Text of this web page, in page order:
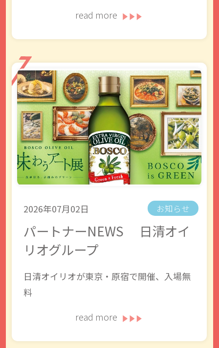
read more
2026年07月02日 お知らせ
パートナーNEWS 日清オイ
リオグループ
日清オイリオが東京・原宿で開催、入場無
料
read more